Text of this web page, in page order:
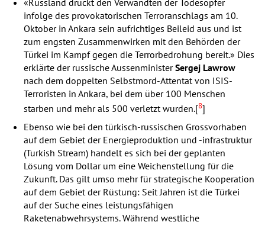
«Russland drückt den Verwandten der Todesopfer
infolge des provokatorischen Terroranschlags am 10.
Oktober in Ankara sein aufrichtiges Beileid aus und ist
zum engsten Zusammenwirken mit den Behörden der
Türkei im Kampf gegen die Terrorbedrohung bereit.» Dies
erklärte der russische AussenministerSergej Lawrow
nach dem doppelten Selbstmord-Attentat von ISIS-
Terroristen in Ankara, bei dem über 100 Menschen
starben und mehr als 500 verletzt wurden.[8]
Ebenso wie bei den türkisch-russischen Grossvorhaben
auf dem Gebiet der Energieproduktion und -infrastruktur
(Turkish Stream) handelt es sich bei der geplanten
Lösung vom Dollar um eine Weichenstellung für die
Zukunft. Das gilt umso mehr für strategische Kooperation
auf dem Gebiet der Rüstung: Seit Jahren ist die Türkei
auf der Suche eines leistungsfähigen
Raketenabwehrsystems. Während westliche